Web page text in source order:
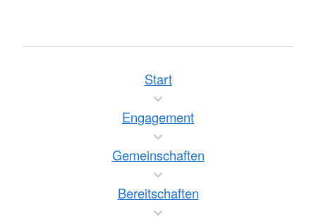
Start
Engagement
Gemeinschaften
Bereitschaften